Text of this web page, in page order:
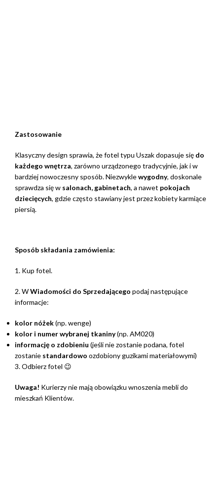
Zastosowanie
Klasyczny design sprawia, że fotel typu Uszak dopasuje się do
każdego wnętrza, zarówno urządzonego tradycyjnie, jak i w
bardziej nowoczesny sposób. Niezwyklewygodny, doskonale
sprawdza się w salonach, gabinetach, a nawet pokojach
dziecięcych, gdzie często stawiany jest przez kobiety karmiące
piersią.
Sposób składania zamówienia:
1. Kup fotel.
2. WWiadomości do Sprzedającego podaj następujące
informacje:
kolor nóżek(np. wenge)
kolor i numer wybranej tkaniny(np. AM020)
informację o zdobieniu (jeśli nie zostanie podana, fotel
zostanie standardowo ozdobiony guzikami materiałowymi)
3. Odbierz fotel 😉
Uwaga! Kurierzy nie mają obowiązku wnoszenia mebli do
mieszkań Klientów.